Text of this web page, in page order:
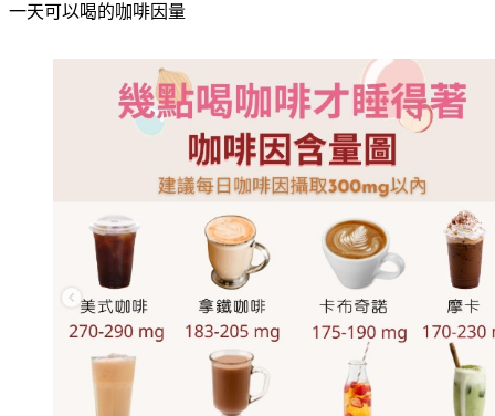
一天可以喝的咖啡因量